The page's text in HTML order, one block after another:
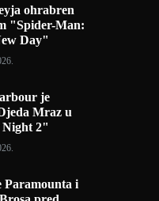
ohrabren
"Spider-Man:
Day"
je
Mraz u
2"
Paramounta i